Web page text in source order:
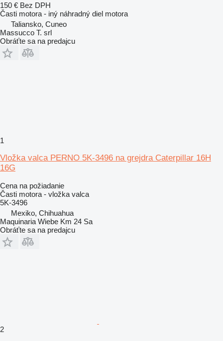
150 € Bez DPH
Časti motora - iný náhradný diel motora
Taliansko, Cuneo
Massucco T. srl
Obráťte sa na predajcu
1
Vložka valca PERNO 5K-3496 na grejdra Caterpillar 16H
16G
Cena na požiadanie
Časti motora - vložka valca
5K-3496
Mexiko, Chihuahua
Maquinaria Wiebe Km 24 Sa
Obráťte sa na predajcu
2